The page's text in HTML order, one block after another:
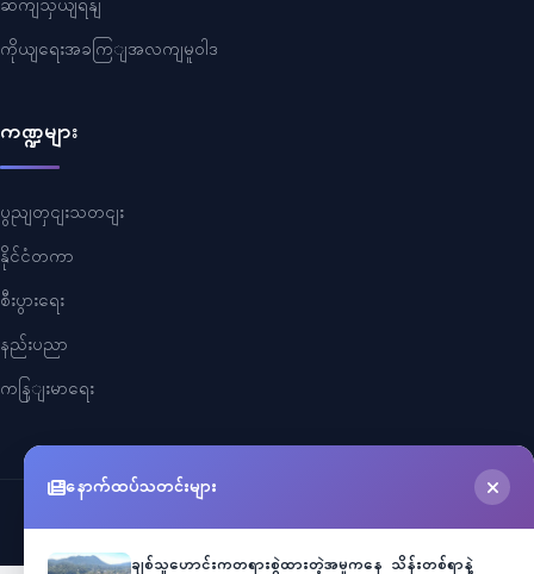
ဆကျသှယျရနျ
ကိုယျရေးအခကြျအလကျမူဝါဒ
ကဏ္ဍများ
ပွညျတှငျးသတငျး
နိုင်ငံတကာ
စီးပွားရေး
နည်းပညာ
ကနြျးမာရေး
နောက်ထပ်သတင်းများ
ချစ်သူဟောင်းကတရားစွဲထားတဲ့အမှုကနေ သိန်းတစ်ရာနဲ့